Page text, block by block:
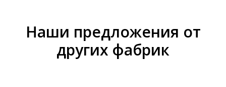
Наши предложения от
других фабрик